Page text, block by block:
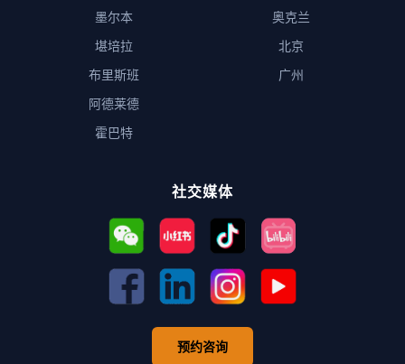
墨尔本
堪培拉
布里斯班
阿德莱德
霍巴特
奥克兰
北京
广州
社交媒体
预约咨询